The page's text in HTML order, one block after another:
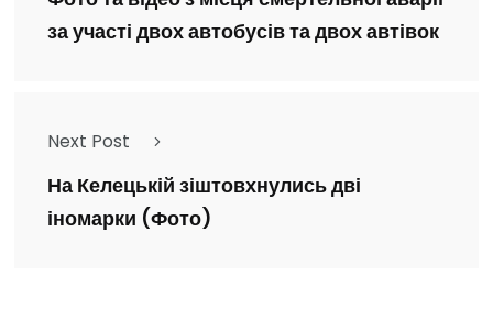
за участі двох автобусів та двох автівок
Next Post
На Келецькій зіштовхнулись дві
іномарки (Фото)